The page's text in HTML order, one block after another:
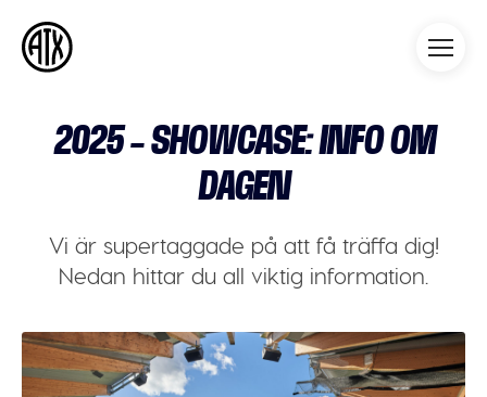
2025 – SHOWCASE: INFO OM
DAGEN
Vi är supertaggade på att få träffa dig!
Nedan hittar du all viktig information.